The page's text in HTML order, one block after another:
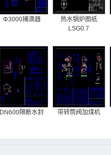
Φ3000捕滴器
热水锅炉图纸
LSG0.7
DN600隔断水封 带转筒阀加煤机